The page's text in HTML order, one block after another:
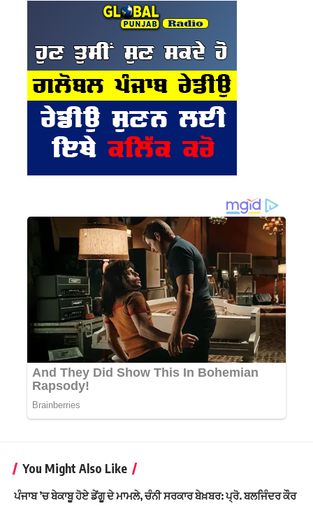
You Might Also Like
ਪੰਜਾਬ ’ਚ ਬੇਕਾਬੂ ਹੋਏ ਡੇਂਗੂ ਦੇ ਮਾਮਲੇ, ਚੰਨੀ ਸਰਕਾਰ ਬੇਖ਼ਬਰ: ਪ੍ਰੋ. ਬਲਜਿੰਦਰ ਕੌਰ